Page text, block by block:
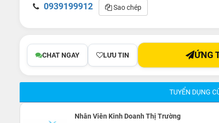
0939199912 Sao chép
CHAT NGAY LƯU TIN ỨNG
TUYỂN DỤNG
Nhân Viên Kinh Doanh Thị Trường